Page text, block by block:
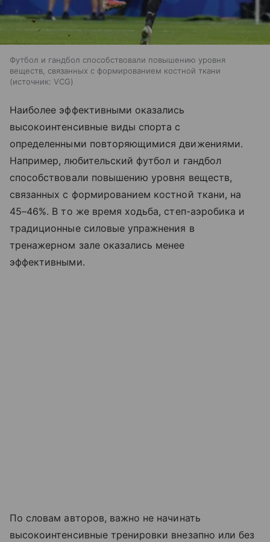
Футбол и гандбол способствовали повышению уровня
веществ, связанных с формированием костной ткани
источник: VCG
Наиболее эффективными оказались
высокоинтенсивные виды спорта с
определенными повторяющимися движениями.
Например, любительский футбол и гандбол
способствовали повышению уровня веществ,
связанных с формированием костной ткани, на
45–46%. В то же время ходьба, степ-аэробика и
традиционные силовые упражнения в
тренажерном зале оказались менее
эффективными.
По словам авторов, важно не начинать
высокоинтенсивные тренировки внезапно или без